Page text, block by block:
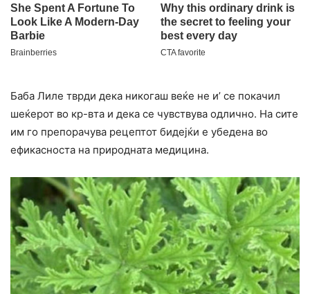
Баба Лиле тврди дека никогаш веќе не и’ се покачил
шеќерот во кр-вта и дека се чувствува одлично. На сите
им го препорачува рецептот бидејќи е убедена во
ефикасноста на природната медицина.